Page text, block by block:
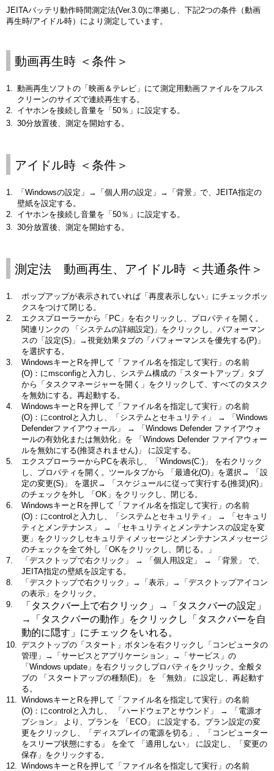
JEITAバッテリ動作時間測定法(Ver.3.0)に準拠し、下記2つの条件（動画
再生時/アイドル時）により測定しています。
動画再生時 ＜条件＞
動画再生ソフトの「映画＆テレビ」にて測定用動画ファイルをフルス
クリーンのサイズで連続再生する。
イヤホンを接続し音量を「50％」に設定する。
30分放置後、測定を開始する。
アイドル時 ＜条件＞
「Windowsの設定」→「個人用の設定」→「背景」で、JEITA指定の
壁紙を設定する。
イヤホンを接続し音量を「50％」に設定する。
30分放置後、測定を開始する。
測定法 動画再生、アイドル時 ＜共通条件＞
ポップアップが表示されていれば「再度表示しない」にチェックボッ
クスをつけて閉じる。
エクスプローラーから「PC」を右クリックし、プロパティを開く。
関連リンクの 「システムの詳細設定)」をクリックし、パフォーマン
スの「設定(S)」→視覚効果タブの「パフォーマンスを優先する(P)」
を選択する。
WindowsキーとRを押して「ファイル名を指定して実行」の名前
(O)：にmsconfigと入力し、システム構成の「スタートアップ」タブ
から「タスクマネージャーを開く」をクリックして、すべてのタスク
を無効にする。再起動する。
WindowsキーとRを押して「ファイル名を指定して実行」の名前
(O)：にcontrolと入力し、「システムとセキュリティ」 → 「Windows
Defenderファイアウォール」 → 「Windows Defender ファイアウォ
ールの有効化または無効化」を 「Windows Defender ファイアウォー
ルを無効にする(推奨されません)」 に設定する。
エクスプローラーからPCを表示し、「Windows(C:)」 を右クリック
し、プロパティを開く。ツールタブから 「最適化(O)」を選択→ 「設
定の変更(S)」 を選択→ 「スケジュールに従って実行する(推奨)(R)」
のチェックを外し 「OK」をクリックし、閉じる。
WindowsキーとRを押して「ファイル名を指定して実行」の名前
(O)：にcontrolと入力し、「システムとセキュリティ」 → 「セキュリ
ティとメンテナンス」 → 「セキュリティとメンテナンスの設定を変
更」をクリックしセキュリティメッセージとメンテナンスメッセージ
のチェックを全て外し「OKをクリックし、閉じる。」
「デスクトップで右クリック」 → 「個人用設定」 → 「背景」 で、
JEITA指定の壁紙を設定する。
「デスクトップで右クリック」→「表示」→「デスクトップアイコン
の表示」をクリック。
「タスクバー上で右クリック」→「タスクバーの設定」
→「タスクバーの動作」をクリックし「タスクバーを自
動的に隠す」にチェックをいれる。
デスクトップの「スタート」ボタンを右クリックし「コンピュータの
管理」→「サービスとアプリケーション」→「サービス」の
「Windows update」を右クリックしプロパティをクリック。全般タ
ブの 「スタートアップの種類(E)」 を 「無効」 に設定し、再起動す
る。
WindowsキーとRを押して「ファイル名を指定して実行」の名前
(O)：にcontrolと入力し、 「ハードウェアとサウンド」 → 「電源オ
プション」 より、プランを 「ECO」 に設定する。プラン設定の変
更をクリックし、「ディスプレイの電源を切る」、「コンピューター
をスリープ状態にする」 を全て 「適用しない」 に設定し、「変更の
保存」をクリックする。
WindowsキーとRを押して「ファイル名を指定して実行」の名前